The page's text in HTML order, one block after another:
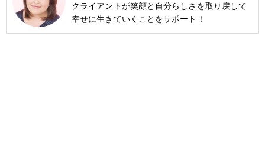
クライアントが笑顔と自分らしさを取り戻して
幸せに生きていくことをサポート！